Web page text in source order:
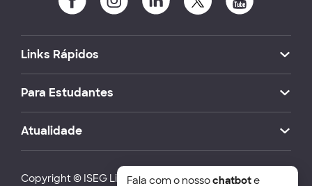
Links Rápidos
Para Estudantes
Atualidade
Copyright © ISEG Lisbon School of Economics and
Fala com o nossochatbote